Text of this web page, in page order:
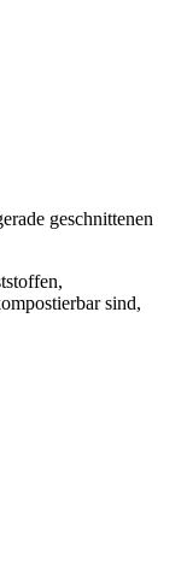
geschnittenen
sind,